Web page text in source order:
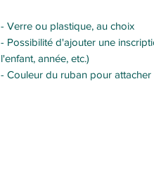
- Verre ou plastique, au choix
- Possibilité d'ajouter une
l'enfant, année, etc.)
- Couleur du ruban pour